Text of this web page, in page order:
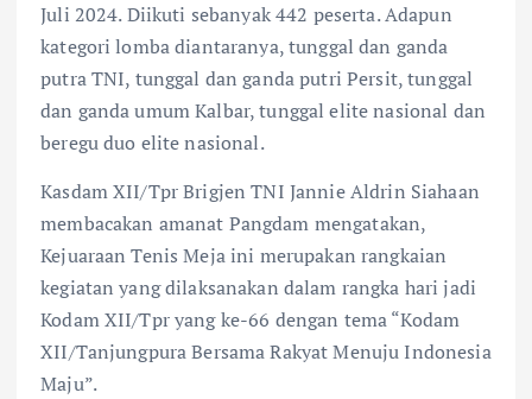
Juli 2024. Diikuti sebanyak 442 peserta. Adapun
kategori lomba diantaranya, tunggal dan ganda
putra TNI, tunggal dan ganda putri Persit, tunggal
dan ganda umum Kalbar, tunggal elite nasional dan
beregu duo elite nasional.
Kasdam XII/Tpr Brigjen TNI Jannie Aldrin Siahaan
membacakan amanat Pangdam mengatakan,
Kejuaraan Tenis Meja ini merupakan rangkaian
kegiatan yang dilaksanakan dalam rangka hari jadi
Kodam XII/Tpr yang ke-66 dengan tema “Kodam
XII/Tanjungpura Bersama Rakyat Menuju Indonesia
Maju”.